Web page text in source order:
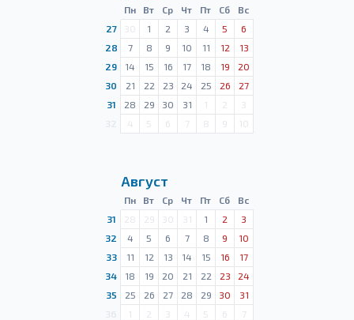
Пн Вт Ср Чт Пт Сб
Вс
27
30 1 2 3 4 5
6
28
7 8 9 10 11 12
13
29
14 15 16 17 18 19
20
30
21 22 23 24 25 26
27
31
28 29 30 31 1 2
3
4 5 6 7 8 9 10
Август
Пн Вт Ср Чт Пт Сб
Вс
31
28 29 30 31 1 2
3
32
4 5 6 7 8 9
10
33
11 12 13 14 15 16
17
34
18 19 20 21 22 23
24
35
25 26 27 28 29 30
31
1 2 3 4 5 6 7